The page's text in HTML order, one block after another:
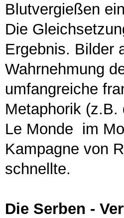
Blutvergießen
Die
Ergebnis. Bilder
Wahrnehmung
umfangreiche
Metaphorik (z.B.
Le Monde im
Kampagne von
schnellte.
Die Serben -